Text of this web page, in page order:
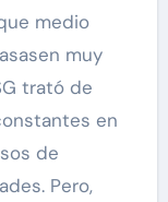
medio
muy
trató de
en
de
Pero,